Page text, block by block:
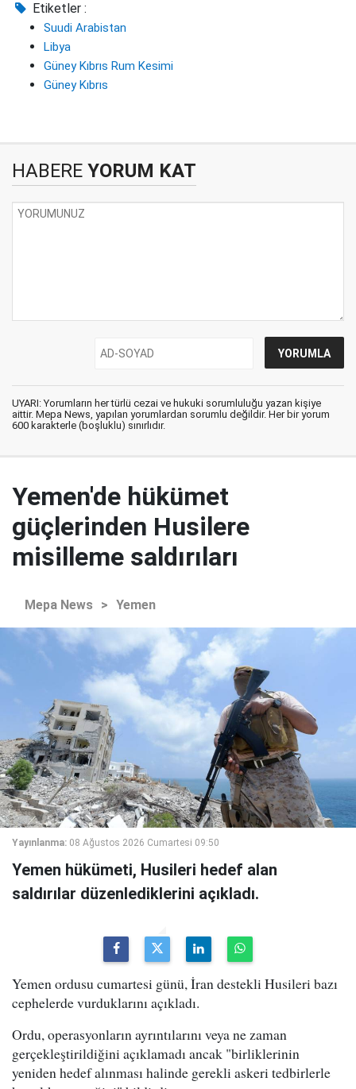
Etiketler :
Suudi Arabistan
Libya
Güney Kıbrıs Rum Kesimi
Güney Kıbrıs
HABERE YORUM KAT
UYARI: Yorumların her türlü cezai ve hukuki sorumluluğu yazan kişiye
aittir. Mepa News, yapılan yorumlardan sorumlu değildir. Her bir yorum
600 karakterle (boşluklu) sınırlıdır.
Yemen'de hükümet
güçlerinden Husilere
misilleme saldırıları
Mepa News > Yemen
Yayınlanma: 08 Ağustos 2026 Cumartesi 09:50
Yemen hükümeti, Husileri hedef alan
saldırılar düzenlediklerini açıkladı.
Yemen ordusu cumartesi günü, İran destekli Husileri bazı
cephelerde vurduklarını açıkladı.
Ordu, operasyonların ayrıntılarını veya ne zaman
gerçekleştirildiğini açıklamadı ancak "birliklerinin
yeniden hedef alınması halinde gerekli askeri tedbirlerle